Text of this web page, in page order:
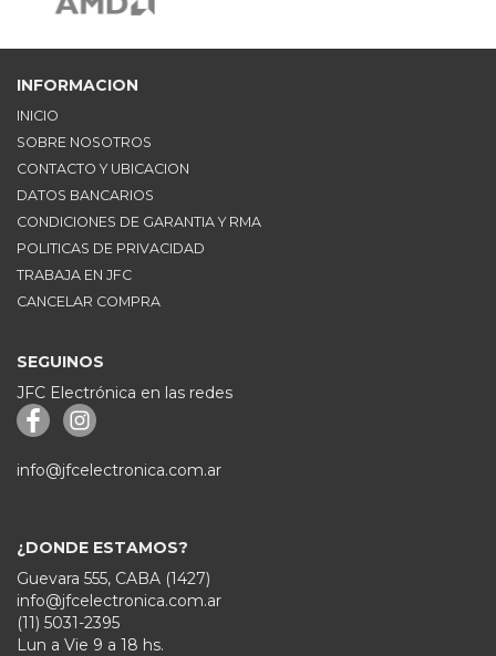
INFORMACION
INICIO
SOBRE NOSOTROS
CONTACTO Y UBICACION
DATOS BANCARIOS
CONDICIONES DE GARANTIA Y RMA
POLITICAS DE PRIVACIDAD
TRABAJA EN JFC
CANCELAR COMPRA
SEGUINOS
JFC Electrónica en las redes
info@jfcelectronica.com.ar
¿DONDE ESTAMOS?
Guevara 555, CABA (1427)
info@jfcelectronica.com.ar
(11) 5031-2395
Lun a Vie 9 a 18 hs.